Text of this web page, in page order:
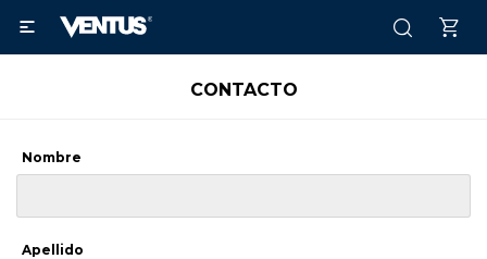

CONTACTO
Nombre
Apellido